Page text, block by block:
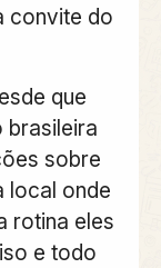
convite do
que
brasileira
sobre
local onde
rotina eles
e todo